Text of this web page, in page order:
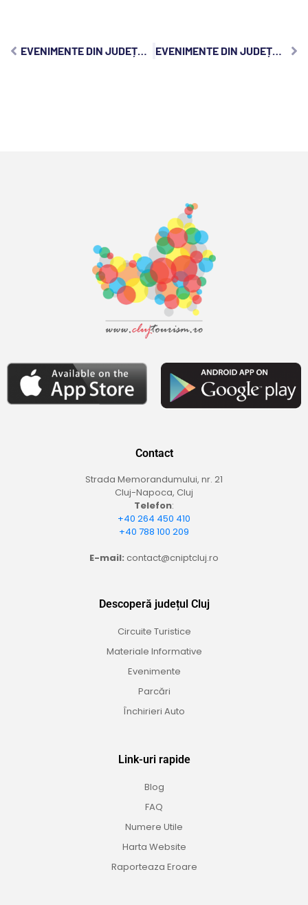
EVENIMENTE DIN JUDEȚUL CLUJ, LUNI, 3 IUNIE 2024: EVENIMENTE DIN JUDEȚUL CLUJ, MIERCURI, 5 IUNIE 2024:
Contact
Strada Memorandumului, nr. 21
Cluj-Napoca, Cluj
Telefon:
+40 264 450 410
+40 788 100 209
E-mail: contact@cniptcluj.ro
Descoperă județul Cluj
Circuite Turistice
Materiale Informative
Evenimente
Parcări
Închirieri Auto
Link-uri rapide
Blog
FAQ
Numere Utile
Harta Website
Raporteaza Eroare